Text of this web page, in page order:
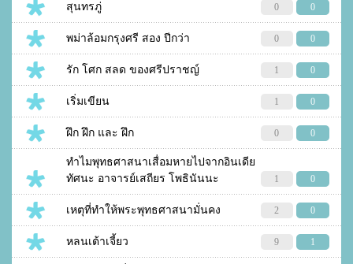
สุนทรภู่ 0 0
พม่าล้อมกรุงศรี สอง ปีกว่า 0 0
รัก โศก สลด ของศรีปราชญ์ 1 0
เริ่มเขียน 1 0
ฝึก ฝึก และ ฝึก 0 0
ทำไมพุทธศาสนาเสื่อมหายไปจากอินเดีย
ทัศนะ อาจารย์เสถียร โพธินันนะ
1 0
เหตุที่ทำให้พระพุทธศาสนามั่นคง 2 0
หลนเต้าเจี้ยว 9 1